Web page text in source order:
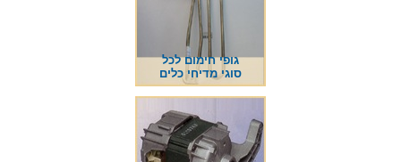
גופי חימום לכל
סוגי מדיחי כלים